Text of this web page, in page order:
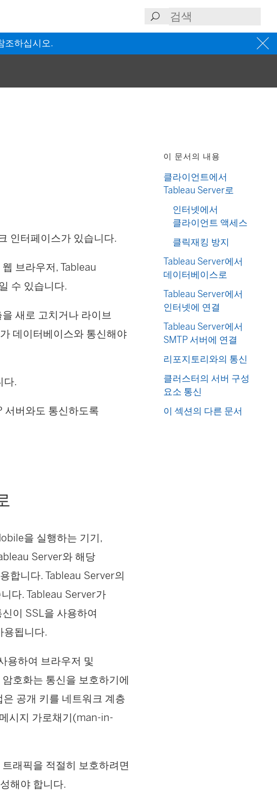
조하십시오.
인터페이스가 있습니다.
브라우저, Tableau
수 있습니다.
새로 고치거나 라이브
데이터베이스와 통신해야
다.
서버와도 통신하도록
을 실행하는 기기,
Server와 해당
합니다. Tableau Server의
다. Tableau Server가
이 SSL을 사용하여
용됩니다.
용하여 브라우저 및
호화는 통신을 보호하기에
공개 키를 네트워크 계층
시지 가로채기(man-in-
래픽을 적절히 보호하려면
해야 합니다.
이 문서의 내용
클라이언트에서
Tableau Server로
인터넷에서
클라이언트 액세스
클릭재킹 방지
Tableau Server에서
데이터베이스로
Tableau Server에서
인터넷에 연결
Tableau Server에서
SMTP 서버에 연결
리포지토리와의 통신
클러스터의 서버 구성
요소 통신
이 섹션의 다른 문서